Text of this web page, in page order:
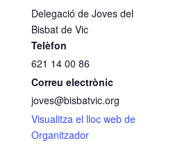
Delegació de Joves del
Bisbat de Vic
Telèfon
621 14 00 86
Correu electrònic
joves@bisbatvic.org
Visualitza el lloc web de
Organitzador